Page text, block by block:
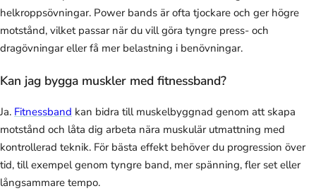
helkroppsövningar. Power bands är ofta tjockare och ger högre
motstånd, vilket passar när du vill göra tyngre press- och
dragövningar eller få mer belastning i benövningar.
Kan jag bygga muskler med fitnessband?
Ja. Fitnessband kan bidra till muskelbyggnad genom att skapa
motstånd och låta dig arbeta nära muskulär utmattning med
kontrollerad teknik. För bästa effekt behöver du progression över
tid, till exempel genom tyngre band, mer spänning, fler set eller
långsammare tempo.